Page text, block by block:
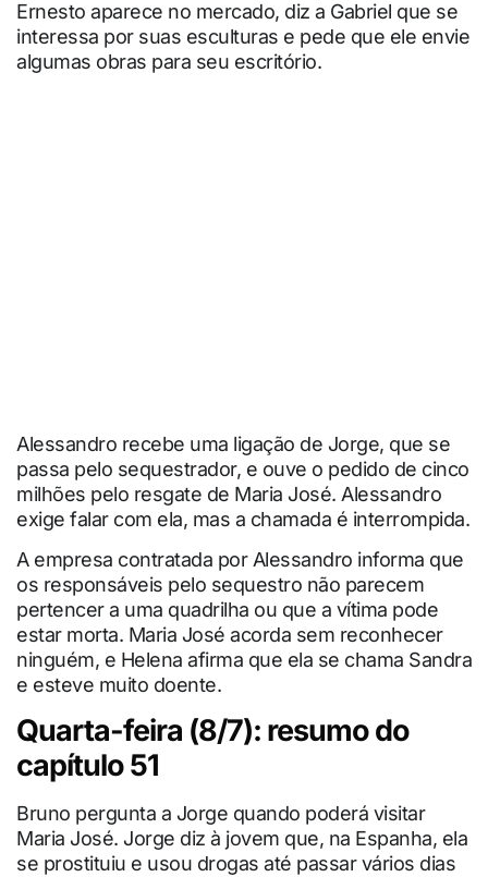
Ernesto aparece no mercado, diz a Gabriel que se
interessa por suas esculturas e pede que ele envie
algumas obras para seu escritório.
Alessandro recebe uma ligação de Jorge, que se
passa pelo sequestrador, e ouve o pedido de cinco
milhões pelo resgate de Maria José. Alessandro
exige falar com ela, mas a chamada é interrompida.
A empresa contratada por Alessandro informa que
os responsáveis pelo sequestro não parecem
pertencer a uma quadrilha ou que a vítima pode
estar morta. Maria José acorda sem reconhecer
ninguém, e Helena afirma que ela se chama Sandra
e esteve muito doente.
Quarta-feira (8/7): resumo do
capítulo 51
Bruno pergunta a Jorge quando poderá visitar
Maria José. Jorge diz à jovem que, na Espanha, ela
se prostituiu e usou drogas até passar vários dias